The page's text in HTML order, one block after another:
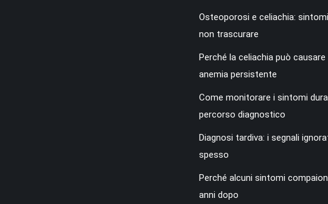
Osteoporosi e celiachia:
non trascurare
Perché la celiachia può causare
anemia persistente
Come monitorare i sintomi
percorso diagnostico
Diagnosi tardiva: i segnali
spesso
Perché alcuni sintomi
anni dopo